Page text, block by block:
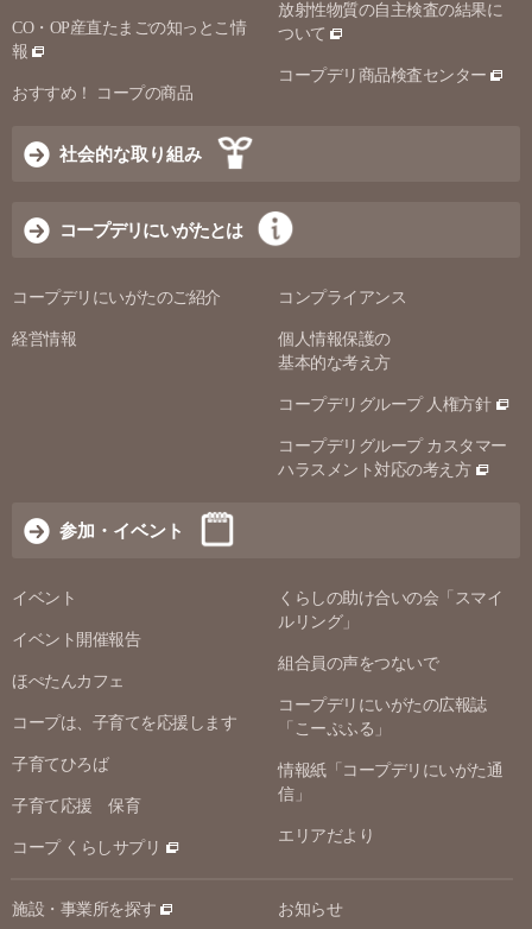
CO・OP産直たまごの知っとこ情
報
おすすめ！ コープの商品
放射性物質の自主検査の結果に
ついて
コープデリ商品検査センター
社会的な取り組み
コープデリにいがたとは
コープデリにいがたのご紹介
経営情報
コンプライアンス
個人情報保護の
基本的な考え方
コープデリグループ 人権方針
コープデリグループ カスタマー
ハラスメント対応の考え方
参加・イベント
イベント
イベント開催報告
ほぺたんカフェ
コープは、子育てを応援します
子育てひろば
子育て応援 保育
コープ くらしサプリ
くらしの助け合いの会「スマイ
ルリング」
組合員の声をつないで
コープデリにいがたの広報誌
「こーぷふる」
情報紙「コープデリにいがた通
信」
エリアだより
施設・事業所を探す お知らせ